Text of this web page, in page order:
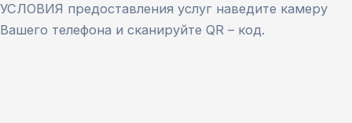
УСЛОВИЯ предоставления услуг наведите камеру
Вашего телефона и сканируйте QR – код.